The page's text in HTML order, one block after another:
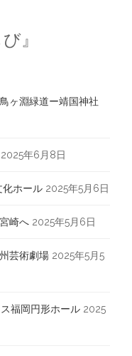
』
ヶ淵緑道ー靖国神社
2025年6月8日
化ホール 2025年5月6日
崎へ 2025年5月6日
芸術劇場 2025年5月5
福岡円形ホール 2025